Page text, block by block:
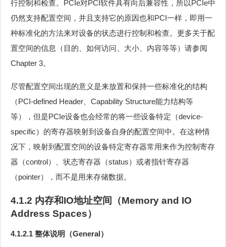
行控制和检查。PCIe对PCI软件具有向后兼容性，所以PCIe中
仍然支持配置空间，并且支持它的原因也和PCI一样，即用一
种标准化的方法来对设备的状态进行控制和检查。更多关于配
置空间的信息（目的、如何访问、大小、内容等等）请参阅
Chapter 3。
尽管配置空间出现的意义是来放置和保持一些标准化的结构
（PCI-defined Header、Capability Structure能力结构等
等），但是PCIe设备也会经常的将一些设备特定（device-
specific）的寄存器映射到设备自身的配置空间中。在这种情
况下，映射到配置空间的设备特定寄存器常用来作为控制寄存
器（control）、状态寄存器（status）或者指针寄存器
（pointer），而不是用来存储数据。
4.1.2 内存和IO地址空间（Memory and IO
Address Spaces）
4.1.2.1 整体说明（General）